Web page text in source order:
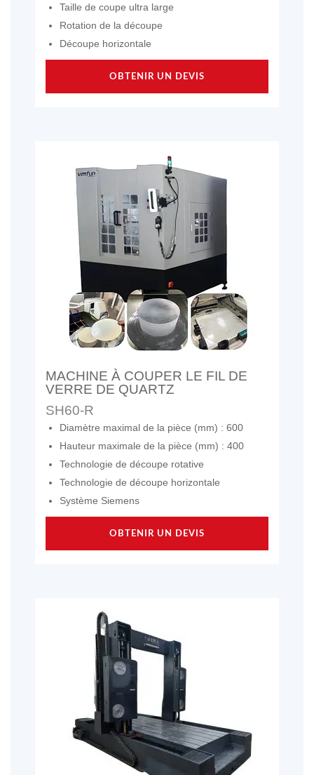
Taille de coupe ultra large
Rotation de la découpe
Découpe horizontale
OBTENIR UN DEVIS
MACHINE À COUPER LE FIL DE
VERRE DE QUARTZ
SH60-R
Diamètre maximal de la pièce (mm) : 600
Hauteur maximale de la pièce (mm) : 400
Technologie de découpe rotative
Technologie de découpe horizontale
Système Siemens
OBTENIR UN DEVIS